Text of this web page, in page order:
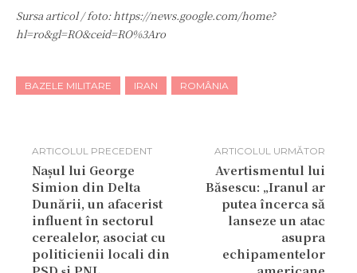
Sursa articol / foto: https://news.google.com/home?
hl=ro&gl=RO&ceid=RO%3Aro
BAZELE MILITARE IRAN ROMÂNIA
ARTICOLUL PRECEDENT
Nașul lui George
Simion din Delta
Dunării, un afacerist
influent în sectorul
cerealelor, asociat cu
politicienii locali din
ARTICOLUL URMĂTOR
Avertismentul lui
Băsescu: „Iranul ar
putea încerca să
lanseze un atac
asupra
echipamentelor